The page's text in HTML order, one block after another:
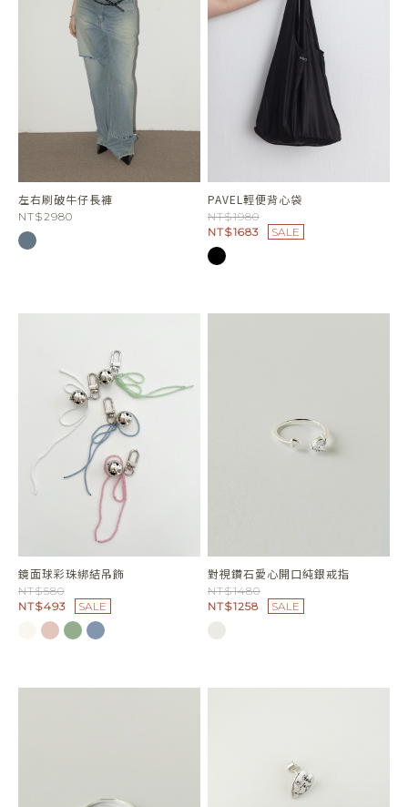
左右刷破牛仔長褲
NT$2980
PAVEL輕便背心袋
NT$1980
NT$1683
SALE
鏡面球彩珠綁結吊飾
NT$580
NT$493
SALE
對視鑽石愛心開口純銀戒指
NT$1480
NT$1258
SALE